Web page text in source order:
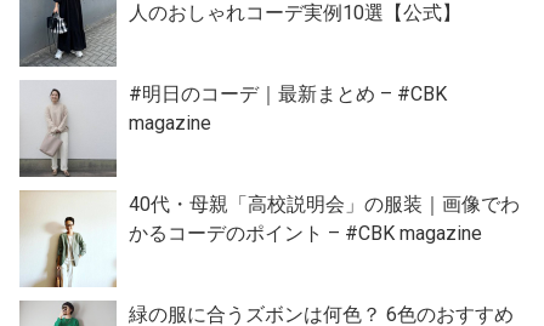
人のおしゃれコーデ実例10選【公式】
#明日のコーデ｜最新まとめ – #CBK
magazine
40代・母親「高校説明会」の服装｜画像でわ
かるコーデのポイント – #CBK magazine
緑の服に合うズボンは何色？ 6色のおすすめ